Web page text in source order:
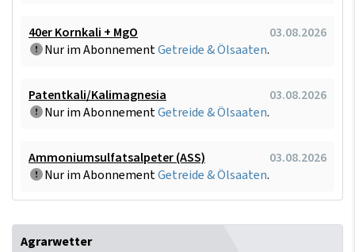
40er Kornkali + MgO
03.08.2026
Nur im AbonnementGetreide & Ölsaaten.
Patentkali/Kalimagnesia
03.08.2026
Nur im AbonnementGetreide & Ölsaaten.
Ammoniumsulfatsalpeter (ASS)
03.08.2026
Nur im AbonnementGetreide & Ölsaaten.
Agrarwetter